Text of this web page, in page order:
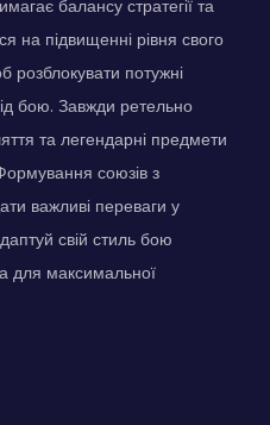
балансу стратегії та
на підвищенні рівня свого
розблокувати потужні
бою. Завжди ретельно
та легендарні предмети
союзів з
важливі переваги у
свій стиль бою
для максимальної